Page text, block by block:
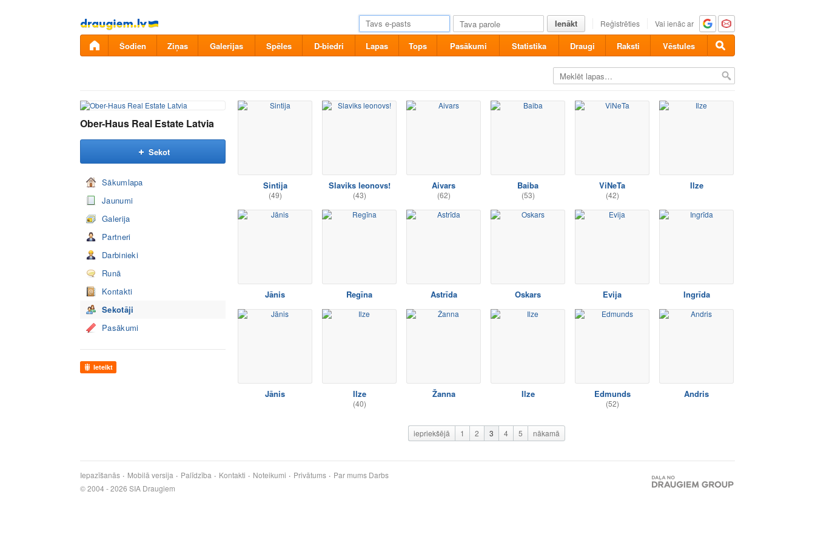
Pāriet
uz
saturu
Ienākt Reģistrēties Vai ienāc ar
Šodien Ziņas Galerijas Spēles D-biedri Lapas Tops Pasākumi Statistika Draugi Raksti Vēstules
Ober-Haus Real Estate Latvia
Sekot
Sākumlapa
Jaunumi
Galerija
Partneri
Darbinieki
Runā
Kontakti
Sekotāji
Pasākumi
Ieteikt
Sintija
(49)
Slaviks leonovs!
(43)
Aivars
(62)
Baiba
(53)
ViNeTa
(42)
Ilze
Jānis Regīna Astrīda Oskars Evija Ingrīda
Jānis Ilze
(40)
Žanna Ilze Edmunds
(52)
Andris
iepriekšējā 1 2 3 4 5 nākamā
Iepazīšanās Mobilā versija Palīdzība Kontakti Noteikumi Privātums Par mums Darbs
© 2004 - 2026 SIA Draugiem